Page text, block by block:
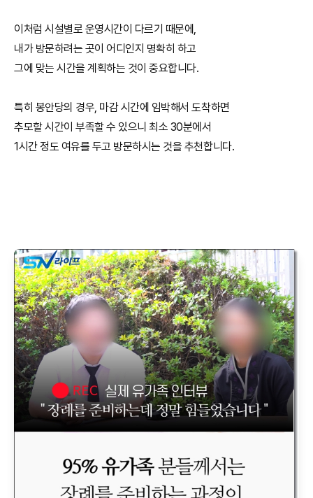
이처럼 시설별로 운영시간이 다르기 때문에,
내가 방문하려는 곳이 어디인지 명확히 하고
그에 맞는 시간을 계획하는 것이 중요합니다.
특히 봉안당의 경우, 마감 시간에 임박해서 도착하면
추모할 시간이 부족할 수 있으니 최소 30분에서
1시간 정도 여유를 두고 방문하시는 것을 추천합니다.